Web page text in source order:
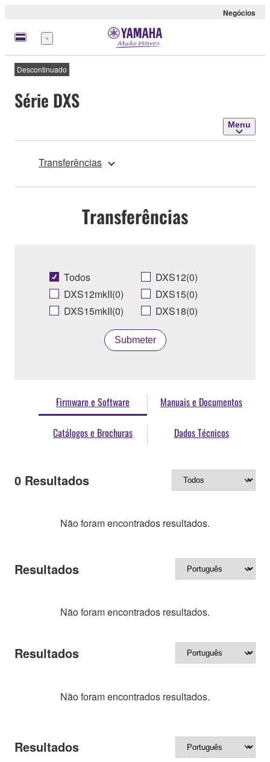
Negócios
Menu
Descontinuado
Série DXS
Menu
Transferências
Transferências
Todos
DXS12(0)
DXS12mkII(0)
DXS15(0)
DXS15mkII(0)
DXS18(0)
Submeter
Firmware e Software Manuais e Documentos
Catálogos e Brochuras Dados Técnicos
0 Resultados
Não foram encontrados resultados.
Resultados
Não foram encontrados resultados.
Resultados
Não foram encontrados resultados.
Resultados